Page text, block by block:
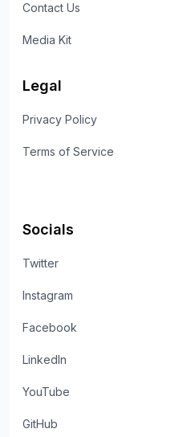
Contact Us
Media Kit
Legal
Privacy Policy
Terms of Service
Socials
Twitter
Instagram
Facebook
LinkedIn
YouTube
GitHub